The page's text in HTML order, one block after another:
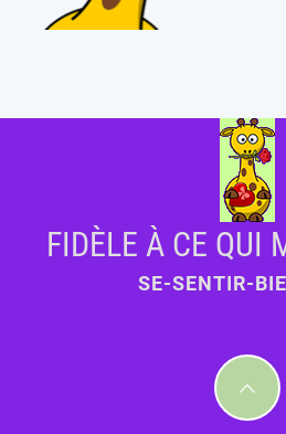
FIDÈLE À CE QUI
SE-SENTIR-